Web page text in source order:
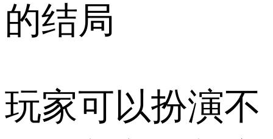
的结局
玩家可以扮演不